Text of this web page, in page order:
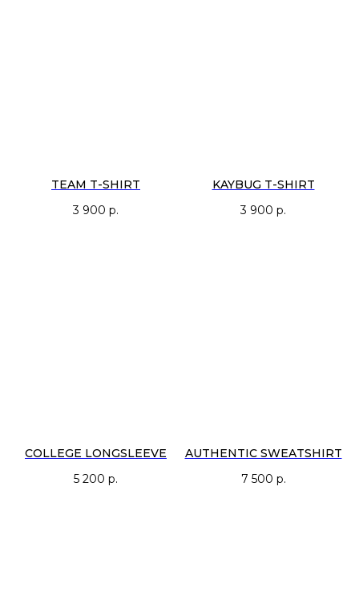
TEAM T-SHIRT
3 900 р.
KAYBUG T-SHIRT
3 900 р.
COLLEGE LONGSLEEVE
5 200 р.
AUTHENTIC SWEATSHIRT
7 500 р.